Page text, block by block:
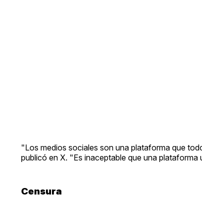
"Los medios sociales son una plataforma que
publicó en X. "Es inaceptable que una
Censura